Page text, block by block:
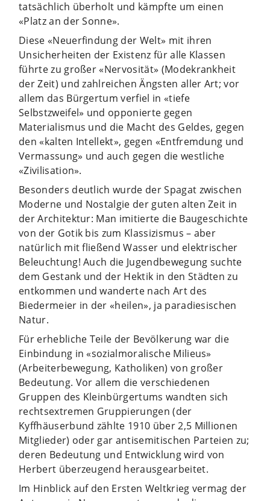
tatsächlich überholt und kämpfte um einen
«Platz an der Sonne».
Diese «Neuerfindung der Welt» mit ihren
Unsicherheiten der Existenz für alle Klassen
führte zu großer «Nervosität» (Modekrankheit
der Zeit) und zahlreichen Ängsten aller Art; vor
allem das Bürgertum verfiel in «tiefe
Selbstzweifel» und opponierte gegen
Materialismus und die Macht des Geldes, gegen
den «kalten Intellekt», gegen «Entfremdung und
Vermassung» und auch gegen die westliche
«Zivilisation».
Besonders deutlich wurde der Spagat zwischen
Moderne und Nostalgie der guten alten Zeit in
der Architektur: Man imitierte die Baugeschichte
von der Gotik bis zum Klassizismus – aber
natürlich mit fließend Wasser und elektrischer
Beleuchtung! Auch die Jugendbewegung suchte
dem Gestank und der Hektik in den Städten zu
entkommen und wanderte nach Art des
Biedermeier in der «heilen», ja paradiesischen
Natur.
Für erhebliche Teile der Bevölkerung war die
Einbindung in «sozialmoralische Milieus»
(Arbeiterbewegung, Katholiken) von großer
Bedeutung. Vor allem die verschiedenen
Gruppen des Kleinbürgertums wandten sich
rechtsextremen Gruppierungen (der
Kyffhäuserbund zählte 1910 über 2,5 Millionen
Mitglieder) oder gar antisemitischen Parteien zu;
deren Bedeutung und Entwicklung wird von
Herbert überzeugend herausgearbeitet.
Im Hinblick auf den Ersten Weltkrieg vermag der